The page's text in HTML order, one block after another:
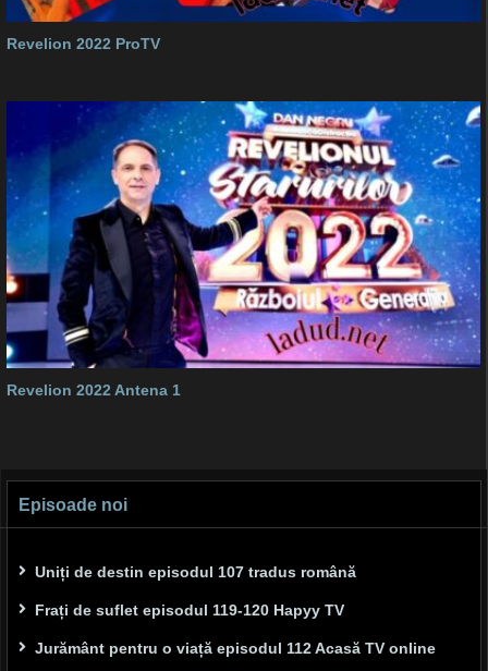
Revelion 2022 ProTV
Revelion 2022 Antena 1
Episoade noi
Uniți de destin episodul 107 tradus română
Frați de suflet episodul 119-120 Hapyy TV
Jurământ pentru o viață episodul 112 Acasă TV online